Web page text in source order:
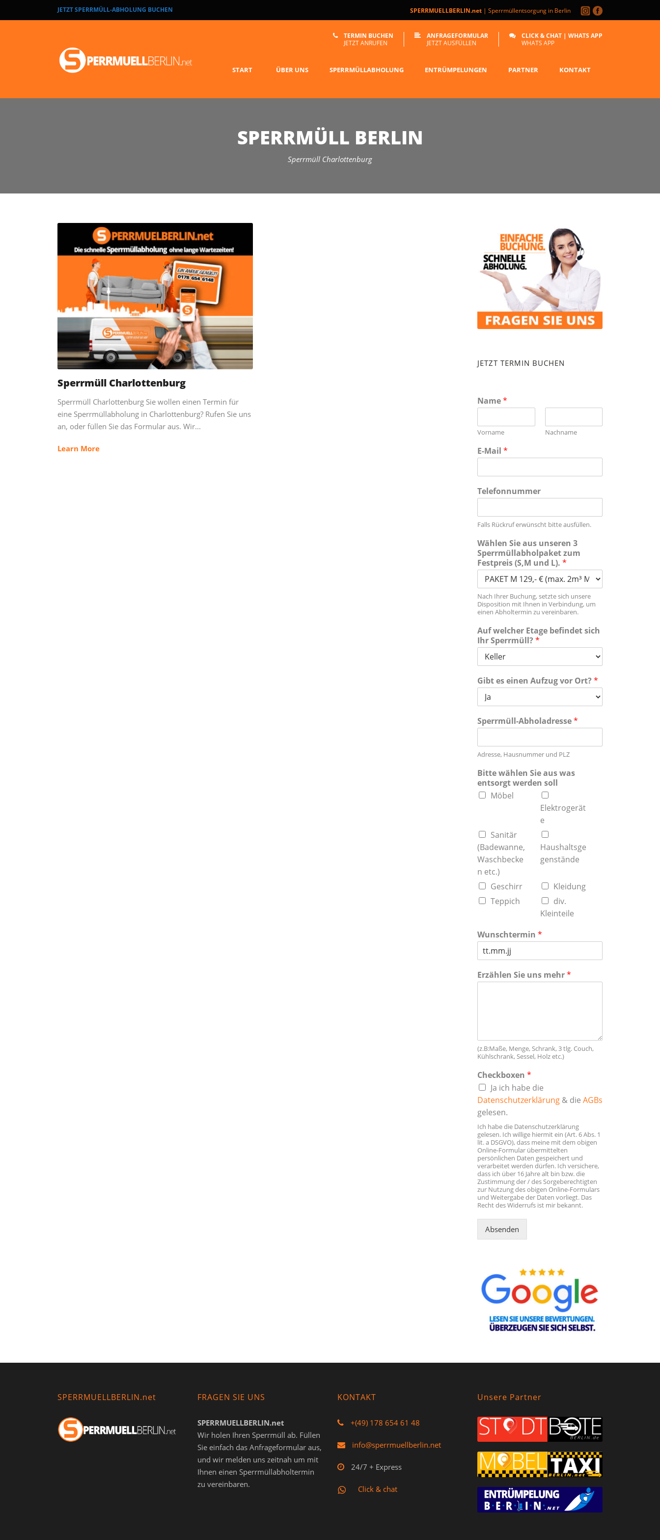
JETZT SPERRMÜLL-ABHOLUNG BUCHEN SPERRMUELLBERLIN.net | Sperrmüllentsorgung in Berlin
TERMIN BUCHEN
JETZT ANRUFEN
ANFRAGEFORMULAR
JETZT AUSFÜLLEN
CLICK & CHAT | WHATS APP
WHATS APP
START ÜBER UNS SPERRMÜLLABHOLUNG ENTRÜMPELUNGEN PARTNER KONTAKT
SPERRMÜLL BERLIN
Sperrmüll Charlottenburg
Sperrmüll Charlottenburg
Sperrmüll Charlottenburg Sie wollen einen Termin für
eine Sperrmüllabholung in Charlottenburg? Rufen Sie uns
an, oder füllen Sie das Formular aus. Wir...
Learn More
JETZT TERMIN BUCHEN
Name*
Vorname Nachname
E-Mail *
Telefonnummer
Falls Rückruf erwünscht bitte ausfüllen.
Wählen Sie aus unseren 3
Sperrmüllabholpaket zum
Festpreis (S,M und L). *
Nach Ihrer Buchung, setzte sich unsere
Disposition mit Ihnen in Verbindung, um
einen Abholtermin zu vereinbaren.
Auf welcher Etage befindet sich
Ihr Sperrmüll? *
Gibt es einen Aufzug vor Ort? *
Sperrmüll-Abholadresse*
Adresse, Hausnummer und PLZ
Bitte wählen Sie aus was
entsorgt werden soll
Möbel
Elektrogerät
e
Sanitär
(Badewanne,
Waschbecke
n etc.)
Haushaltsge
genstände
Geschirr
Kleidung
Teppich
div.
Kleinteile
Wunschtermin *
Erzählen Sie uns mehr*
(z.B:Maße, Menge, Schrank, 3 tlg. Couch,
Kühlschrank, Sessel, Holz etc.)
Checkboxen *
Ja ich habe die
Datenschutzerklärung & die AGBs
gelesen.
Ich habe die Datenschutzerklärung
gelesen. Ich willige hiermit ein (Art. 6 Abs. 1
lit. a DSGVO), dass meine mit dem obigen
Online-Formular übermittelten
persönlichen Daten gespeichert und
verarbeitet werden dürfen. Ich versichere,
dass ich über 16 Jahre alt bin bzw. die
Zustimmung der / des Sorgeberechtigten
zur Nutzung des obigen Online-Formulars
und Weitergabe der Daten vorliegt. Das
Recht des Widerrufs ist mir bekannt.
Absenden
SPERRMUELLBERLIN.net FRAGEN SIE UNS
SPERRMUELLBERLIN.net
Wir holen Ihren Sperrmüll ab. Füllen
Sie einfach das Anfrageformular aus,
und wir melden uns zeitnah um mit
Ihnen einen Sperrmüllabholtermin
zu vereinbaren.
KONTAKT
+(49) 178 654 61 48
info@sperrmuellberlin.net
24/7 + Express
Click & chat
Unsere Partner